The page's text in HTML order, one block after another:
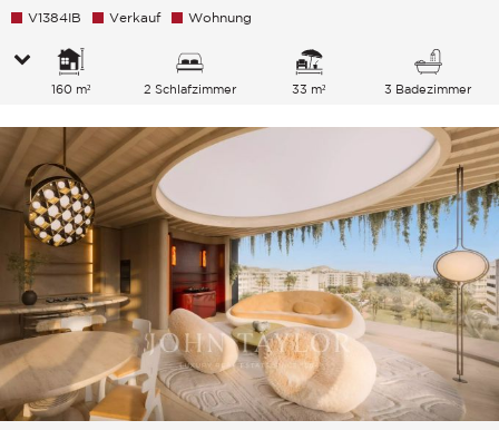
V1384IB Verkauf Wohnung
160 m² 2 Schlafzimmer 33 m² 3 Badezimmer